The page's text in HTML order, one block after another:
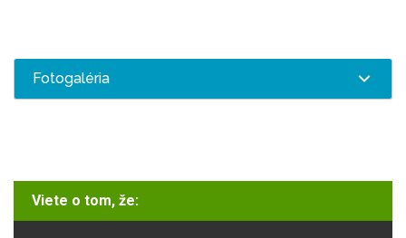
Fotogaléria
Viete o tom, že: